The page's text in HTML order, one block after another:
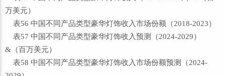
万美元）
表56 中国不同产品类型豪华灯饰收入市场份额（2018-2023）
表57 中国不同产品类型豪华灯饰收入预测（2024-2029）
&（百万美元）
表58 中国不同产品类型豪华灯饰收入市场份额预测（2024-